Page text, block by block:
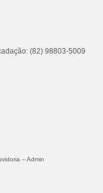
(82) 98803-5009
– Admin